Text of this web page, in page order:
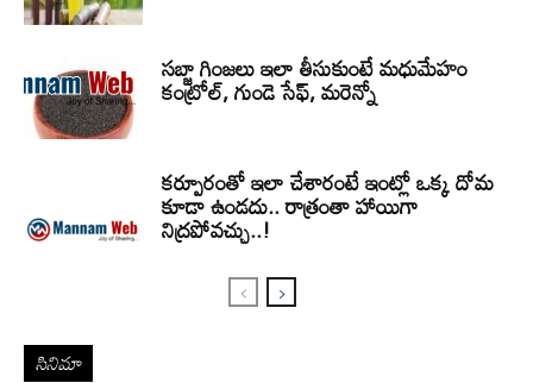
సబ్జా గింజలు ఇలా తీసుకుంటే మధుమేహం
కంట్రోల్, గుండె సేఫ్, మరెన్నో
కర్పూరంతో ఇలా చేశారంటే ఇంట్లో ఒక్క దోమ
కూడా ఉండదు.. రాత్రంతా హాయిగా
నిద్రపోవచ్చు..!
సినిమా